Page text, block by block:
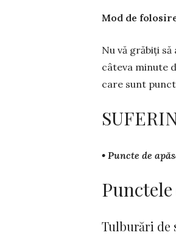
Mod de
Nu vă grăbiți
câteva mi­nute
care sunt
• Puncte de
Tulburări de